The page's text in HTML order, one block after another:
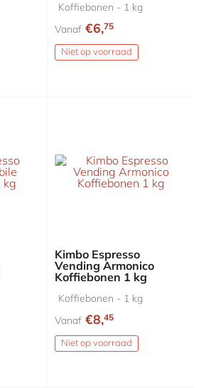
Koffiebonen - 1 kg
Vanaf €6,75
Niet op voorraad
Kimbo Espresso
Vending Armonico
Koffiebonen 1 kg
Koffiebonen - 1 kg
Vanaf €8,45
Niet op voorraad